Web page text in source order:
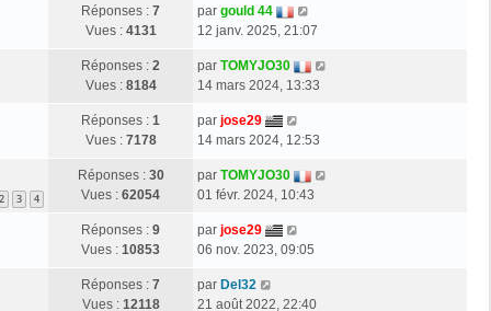
Réponses : 7
Vues : 4131
par gould 44
12 janv. 2025, 21:07
Réponses : 2
Vues : 8184
par TOMYJO30
14 mars 2024, 13:33
Réponses : 1
Vues : 7178
par jose29
14 mars 2024, 12:53
2 3 4
Réponses : 30
Vues : 62054
par TOMYJO30
01 févr. 2024, 10:43
Réponses : 9
Vues : 10853
par jose29
06 nov. 2023, 09:05
Réponses : 7
Vues : 12118
par Del32
21 août 2022, 22:40